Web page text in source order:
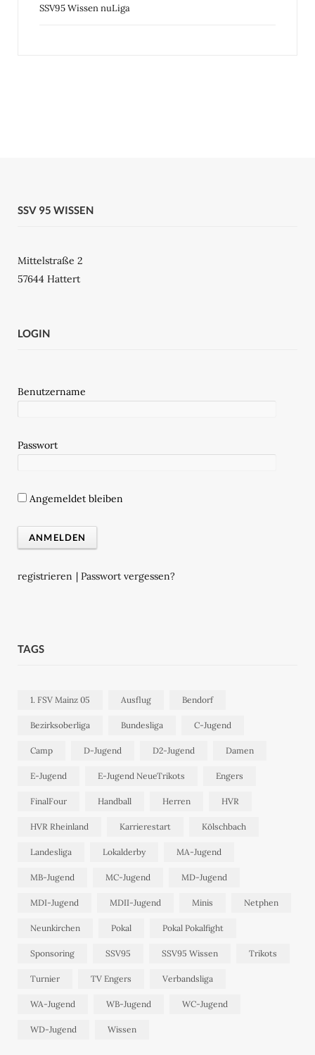
SSV95 Wissen nuLiga
SSV 95 WISSEN
Mittelstraße 2
57644 Hattert
LOGIN
Benutzername
Passwort
Angemeldet bleiben
registrieren | Passwort vergessen?
TAGS
1. FSV Mainz 05 Ausflug Bendorf
Bezirksoberliga Bundesliga C-Jugend
Camp D-Jugend D2-Jugend Damen
E-Jugend E-Jugend NeueTrikots Engers
FinalFour Handball Herren HVR
HVR Rheinland Karrierestart Kölschbach
Landesliga Lokalderby MA-Jugend
MB-Jugend MC-Jugend MD-Jugend
MDI-Jugend MDII-Jugend Minis Netphen
Neunkirchen Pokal Pokal Pokalfight
Sponsoring SSV95 SSV95 Wissen Trikots
Turnier TV Engers Verbandsliga
WA-Jugend WB-Jugend WC-Jugend
WD-Jugend Wissen